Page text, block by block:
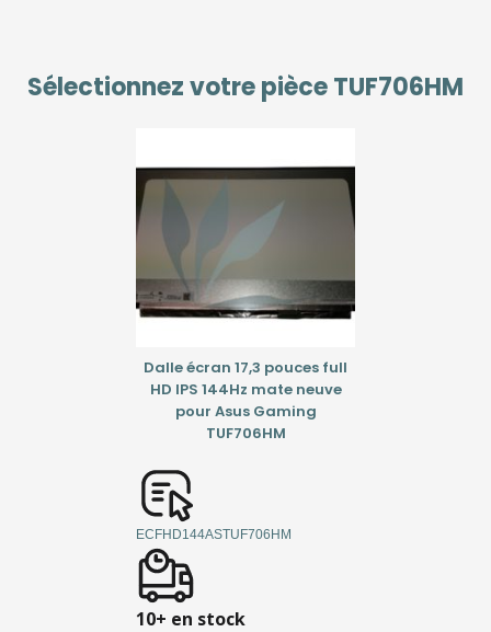
Sélectionnez votre pièceTUF706HM
Dalle écran 17,3 pouces full
HD IPS 144Hz mate neuve
pour Asus Gaming
TUF706HM
ECFHD144ASTUF706HM
10+ en stock